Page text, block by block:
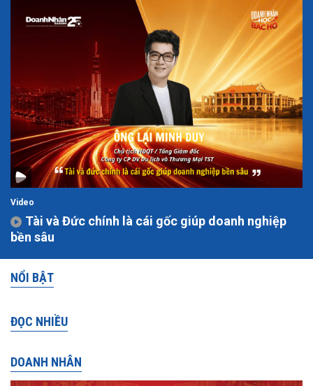
Video
Tài và Đức chính là cái gốc giúp doanh nghiệp
bền sâu
NỔI BẬT
ĐỌC NHIỀU
DOANH NHÂN